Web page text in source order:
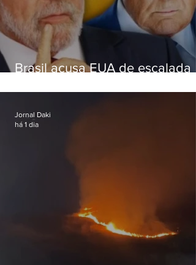
Brasil acusa EUA de escalada
embaixadora
Jornal Daki
há 1 dia